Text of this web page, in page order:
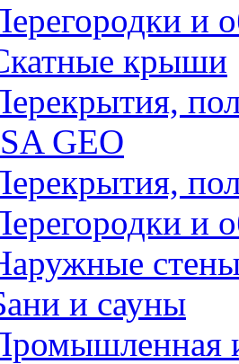
и
крыши
GEO
и
и сауны